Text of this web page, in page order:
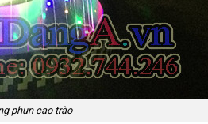
phun cao trào